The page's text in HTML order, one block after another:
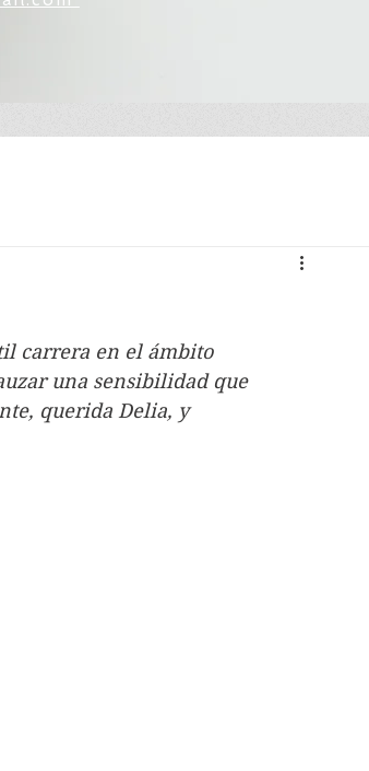
carrera en el ámbito
una sensibilidad que
querida Delia, y